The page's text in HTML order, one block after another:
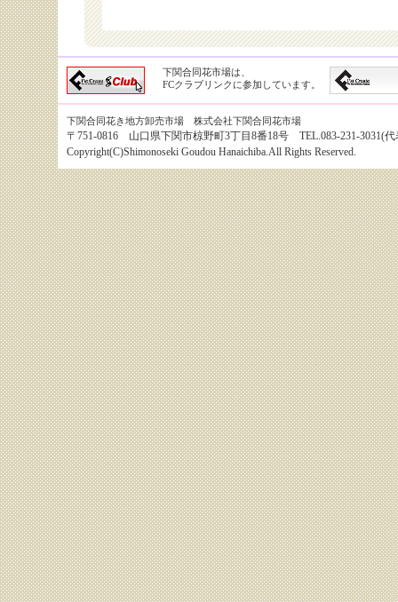
下関合同花市場は、
FCクラブリンクに参加しています。
下関合同花き地方卸売市場 株式会社下関合同花市場
〒751-0816 山口県下関市椋野町3丁目8番18号 TEL.083-231-3031(代
Copyright(C)Shimonoseki Goudou Hanaichiba.All Rights Reserved.